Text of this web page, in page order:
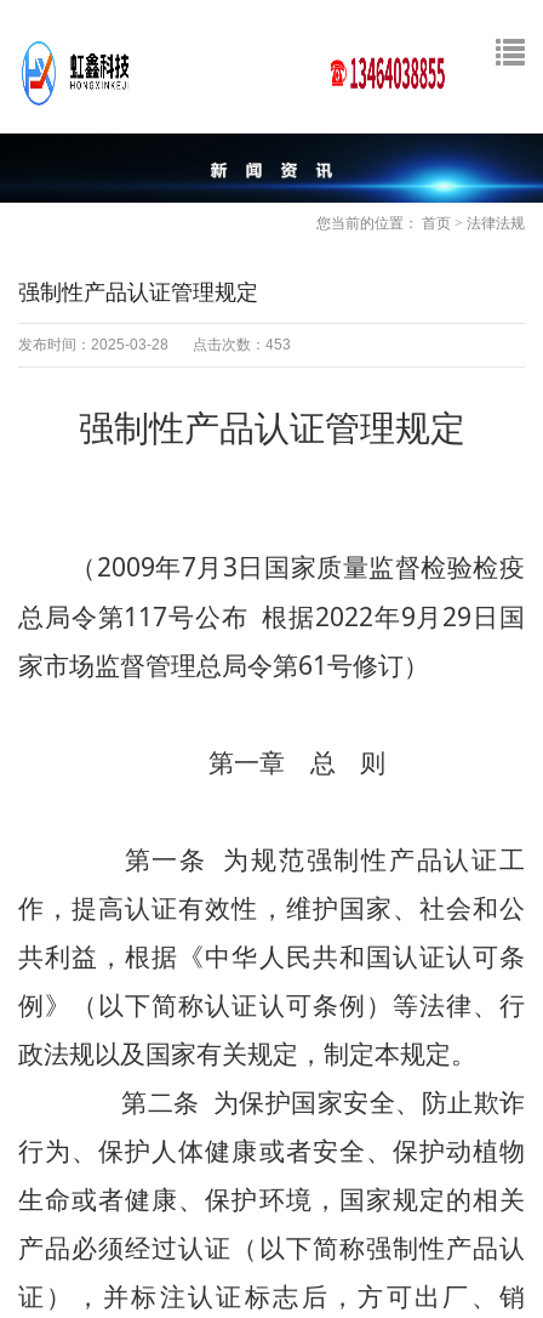
您当前的位置： 首页 > 法律法规
强制性产品认证管理规定
发布时间：2025-03-28 点击次数：453
强制性产品认证管理规定
（2009年7月3日国家质量监督检验检疫
总局令第117号公布 根据2022年9月29日国
家市场监督管理总局令第61号修订）
第一章 总 则
第一条 为规范强制性产品认证工
作，提高认证有效性，维护国家、社会和公
共利益，根据《中华人民共和国认证认可条
例》（以下简称认证认可条例）等法律、行
政法规以及国家有关规定，制定本规定。
第二条 为保护国家安全、防止欺诈
行为、保护人体健康或者安全、保护动植物
生命或者健康、保护环境，国家规定的相关
产品必须经过认证（以下简称强制性产品认
证），并标注认证标志后，方可出厂、销